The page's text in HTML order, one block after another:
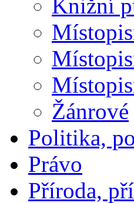
Knižní
Žánrové
Politika,
Právo
Příroda,